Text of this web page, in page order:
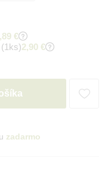
€
(1ks)2,90 €
zadarmo